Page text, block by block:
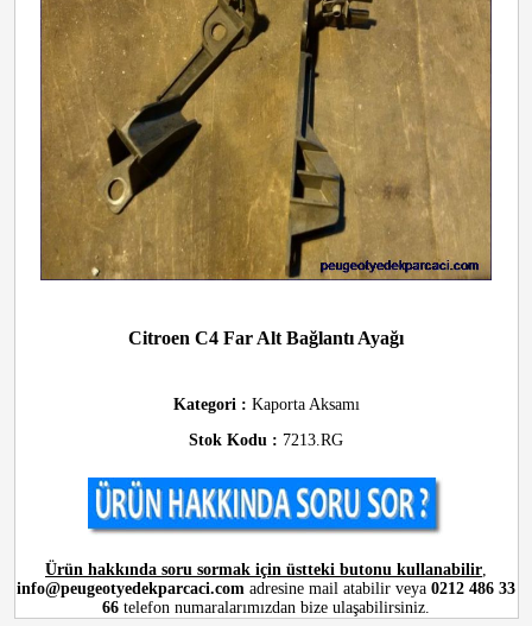
Citroen C4 Far Alt Bağlantı Ayağı
Kategori : Kaporta Aksamı
Stok Kodu : 7213.RG
Ürün hakkında soru sormak için üstteki butonu kullanabilir
info@peugeotyedekparcaci.com adresine mail atabilir veya 0212 486 33
66 telefon numaralarımızdan bize ulaşabilirsiniz.